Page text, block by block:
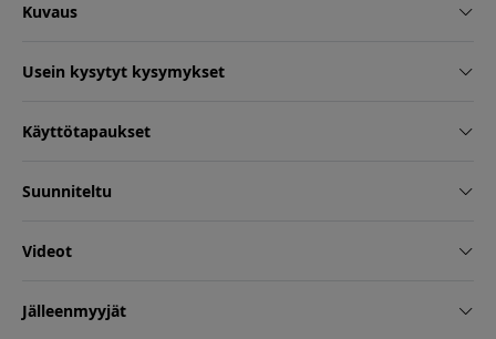
Kuvaus
Usein kysytyt kysymykset
Käyttötapaukset
Suunniteltu
Videot
Jälleenmyyjät